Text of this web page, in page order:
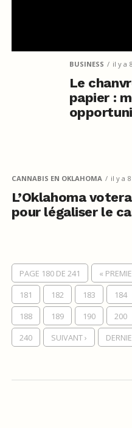
BUSINESS il y a
Le
papier :
CANNABIS EN OKLAHOMA il y a
L’Oklahoma
pour légaliser le
PAGE 180 DE 241 «
181
182 183 184
188
189 190 200
240
SUIVANT ›